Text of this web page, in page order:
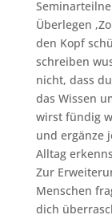
Überlegen
den Kopf
schreiben
nicht, dass
das Wissen
wirst fündig
und ergänze
Alltag
Zur
Menschen
dich